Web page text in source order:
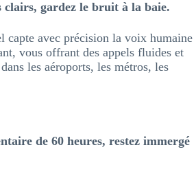
clairs, gardez le bruit à la baie.
capte avec précision la voix humaine
vous offrant des appels fluides et
les aéroports, les métros, les
de 60 heures, restez immergé